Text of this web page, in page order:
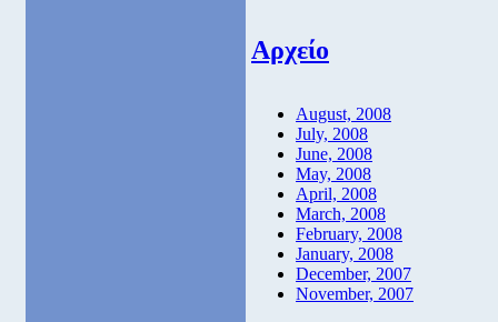
Αρχείο
August, 2008
July, 2008
June, 2008
May, 2008
April, 2008
March, 2008
February, 2008
January, 2008
December, 2007
November, 2007